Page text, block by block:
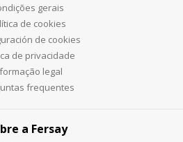
gerais
de cookies
de cookies
de privacidade
legal
frequentes
a Fersay